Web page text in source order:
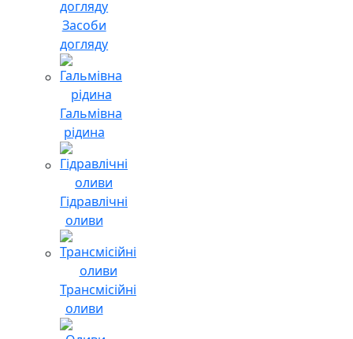
Засоби
догляду
Гальмівна
рідина
Гідравлічні
оливи
Трансмісійні
оливи